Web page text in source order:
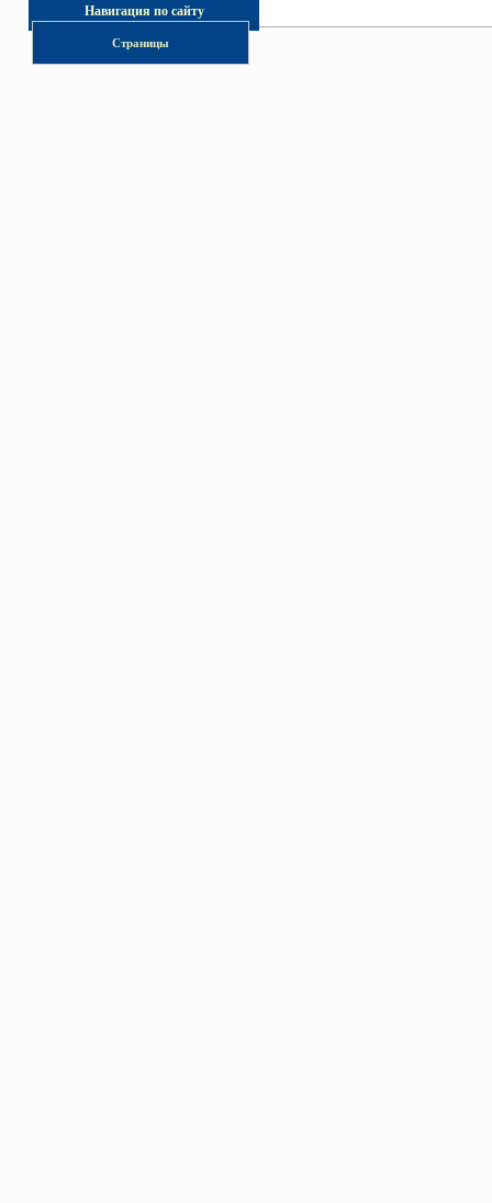
Навигация по сайту
Страницы